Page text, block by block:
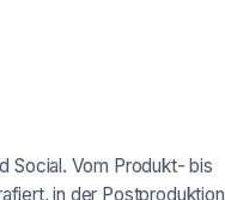
Social. Vom Produkt- bis
in der Postproduktion